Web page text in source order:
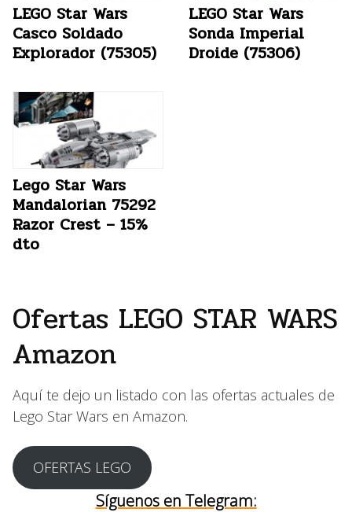
LEGO Star Wars
Casco Soldado
Explorador (75305)
LEGO Star Wars
Sonda Imperial
Droide (75306)
Lego Star Wars
Mandalorian 75292
Razor Crest – 15%
dto
Ofertas LEGO STAR WARS
Amazon
Aquí te dejo un listado con las ofertas actuales de
Lego Star Wars en Amazon.
OFERTAS LEGO
Síguenos en Telegram: